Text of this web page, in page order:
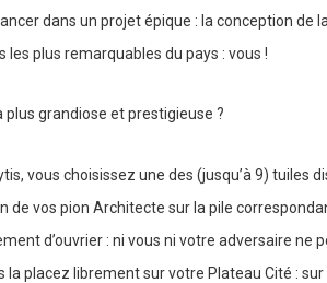
dans un projet épique : la conception de
plus remarquables du pays : vous !
plus grandiose et prestigieuse ?
vous choisissez une des (jusqu’à 9) tuiles
vos pion Architecte sur la pile
d’ouvrier : ni vous ni votre adversaire ne
la placez librement sur votre Plateau Cité :